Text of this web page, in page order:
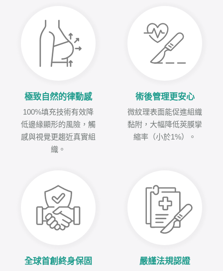
極致自然的律動感
100%填充技術有效降
低邊緣顯形的風險，觸
感與視覺更趨近真實組
織。
術後管理更安心
微紋理表面能促進組織
黏附，大幅降低莢膜攣
縮率（小於1%）。
全球首創終身保固 嚴謹法規認證